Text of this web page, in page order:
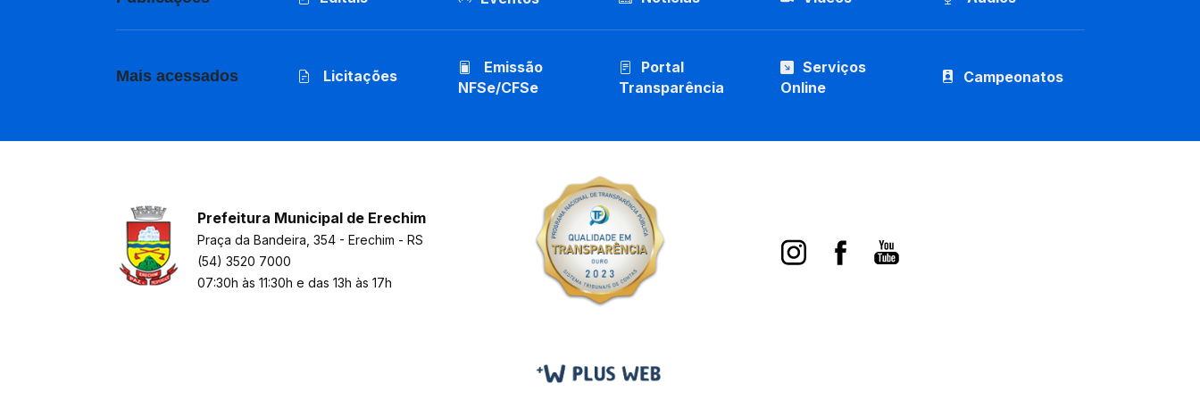
Mais acessados Licitações
Emissão
NFSe/CFSe
Portal
Transparência
Serviços
Online
Campeonatos
Prefeitura Municipal de Erechim
Praça da Bandeira, 354 - Erechim - RS
(54) 3520 7000
07:30h às 11:30h e das 13h às 17h